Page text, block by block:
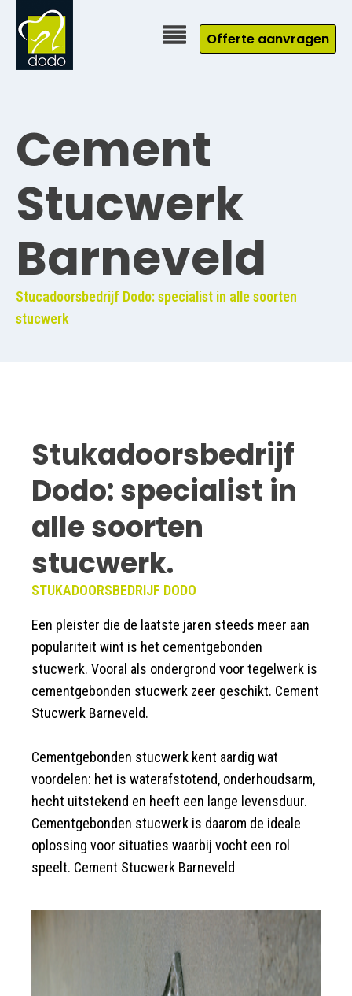
Offerte aanvragen
Cement
Stucwerk
Barneveld
Stucadoorsbedrijf Dodo: specialist in alle soorten
stucwerk
Stukadoorsbedrijf
Dodo: specialist in
alle soorten
stucwerk.
STUKADOORSBEDRIJF DODO
Een pleister die de laatste jaren steeds meer aan
populariteit wint is het cementgebonden
stucwerk. Vooral als ondergrond voor tegelwerk is
cementgebonden stucwerk zeer geschikt. Cement
Stucwerk Barneveld.
Cementgebonden stucwerk kent aardig wat
voordelen: het is waterafstotend, onderhoudsarm,
hecht uitstekend en heeft een lange levensduur.
Cementgebonden stucwerk is daarom de ideale
oplossing voor situaties waarbij vocht een rol
speelt. Cement Stucwerk Barneveld